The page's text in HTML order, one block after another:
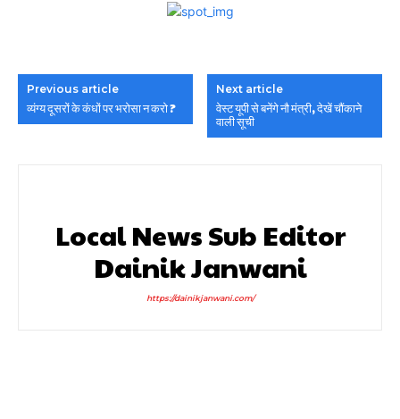
Previous article
व्यंग्य दूसरों के कंधों पर भरोसा न करो ?
Next article
वेस्ट यूपी से बनेंगे नौ मंत्री, देखें चौंकाने
वाली सूची
Local News Sub Editor
Dainik Janwani
https://dainikjanwani.com/